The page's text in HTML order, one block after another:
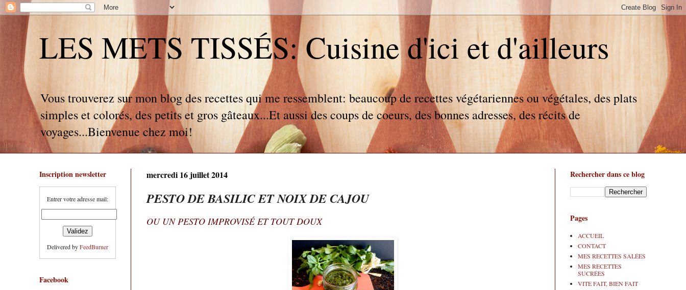
LES METS TISSÉS: Cuisine d'ici et d'ailleurs
Vous trouverez sur mon blog des recettes qui me ressemblent: beaucoup de recettes végétariennes ou végétales, des plats
simples et colorés, des petits et gros gâteaux...Et aussi des coups de coeurs, des bonnes adresses, des récits de
voyages...Bienvenue chez moi!
mercredi 16 juillet 2014
PESTO DE BASILIC ET NOIX DE CAJOU
OU UN PESTO IMPROVISÉ ET TOUT DOUX
Inscription newsletter
Entrer votre adresse mail:
Delivered byFeedBurner
Facebook
Rechercher dans ce blog
Pages
ACCUEIL
CONTACT
MES RECETTES SALÉES
MES RECETTES
SUCRÉES
VITE FAIT, BIEN FAIT